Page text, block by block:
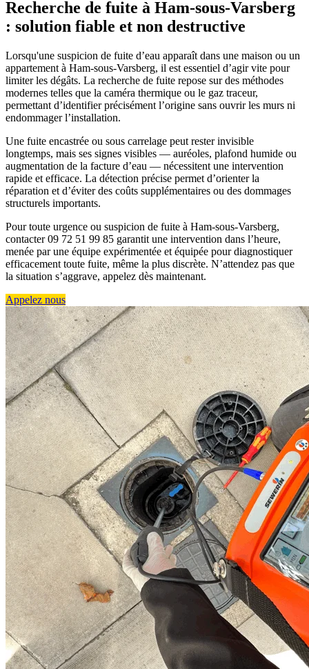
Recherche de fuite à Ham-sous-Varsberg
: solution fiable et non destructive
Lorsqu'une suspicion de fuite d’eau apparaît dans une maison ou un
appartement à Ham-sous-Varsberg, il est essentiel d’agir vite pour
limiter les dégâts. La recherche de fuite repose sur des méthodes
modernes telles que la caméra thermique ou le gaz traceur,
permettant d’identifier précisément l’origine sans ouvrir les murs ni
endommager l’installation.
Une fuite encastrée ou sous carrelage peut rester invisible
longtemps, mais ses signes visibles — auréoles, plafond humide ou
augmentation de la facture d’eau — nécessitent une intervention
rapide et efficace. La détection précise permet d’orienter la
réparation et d’éviter des coûts supplémentaires ou des dommages
structurels importants.
Pour toute urgence ou suspicion de fuite à Ham-sous-Varsberg,
contacter 09 72 51 99 85 garantit une intervention dans l’heure,
menée par une équipe expérimentée et équipée pour diagnostiquer
efficacement toute fuite, même la plus discrète. N’attendez pas que
la situation s’aggrave, appelez dès maintenant.
Appelez nous